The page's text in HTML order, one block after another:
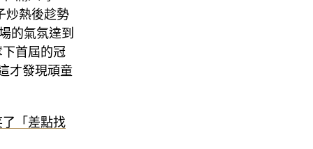
炒熱後趁勢
的氣氛達到
首屆的冠
才發現頑童
「差點找